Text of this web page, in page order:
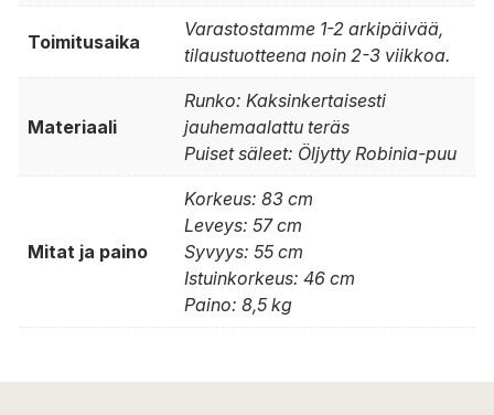
Toimitusaika
Varastostamme 1-2 arkipäivää,
tilaustuotteena noin 2-3 viikkoa.
Materiaali
Runko: Kaksinkertaisesti
jauhemaalattu teräs
Puiset säleet: Öljytty Robinia-puu
Mitat ja paino
Korkeus: 83 cm
Leveys: 57 cm
Syvyys: 55 cm
Istuinkorkeus: 46 cm
Paino: 8,5 kg